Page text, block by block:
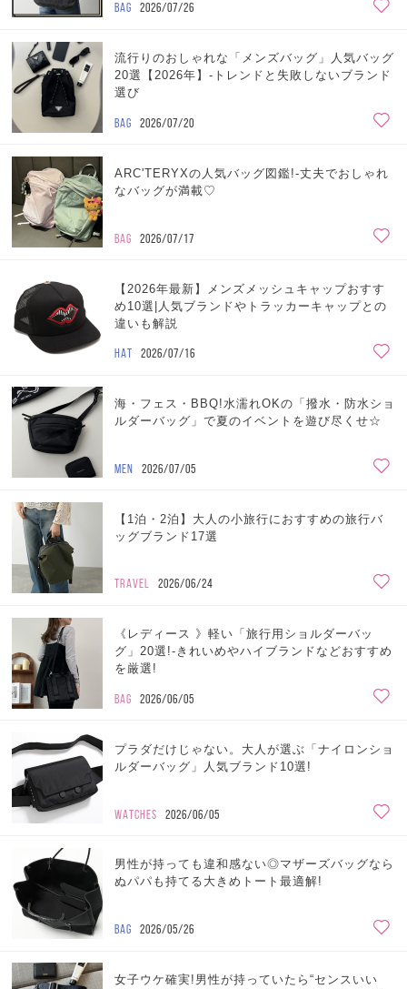
BAG 2026/07/26
流行りのおしゃれな「メンズバッグ」人気バッグ
20選【2026年】-トレンドと失敗しないブランド
選び
BAG 2026/07/20
ARC'TERYXの人気バッグ図鑑!-丈夫でおしゃれ
なバッグが満載♡
BAG 2026/07/17
【2026年最新】メンズメッシュキャップおすす
め10選|人気ブランドやトラッカーキャップとの
違いも解説
HAT 2026/07/16
海・フェス・BBQ!水濡れOKの「撥水・防水ショ
ルダーバッグ」で夏のイベントを遊び尽くせ☆
MEN 2026/07/05
【1泊・2泊】大人の小旅行におすすめの旅行バ
ッグブランド17選
TRAVEL 2026/06/24
《レディース 》軽い「旅行用ショルダーバッ
グ」20選!-きれいめやハイブランドなどおすすめ
を厳選!
BAG 2026/06/05
プラダだけじゃない。大人が選ぶ「ナイロンショ
ルダーバッグ」人気ブランド10選!
WATCHES 2026/06/05
男性が持っても違和感ない◎マザーズバッグなら
ぬパパも持てる大きめトート最適解!
BAG 2026/05/26
女子ウケ確実!男性が持っていたら“センスいい